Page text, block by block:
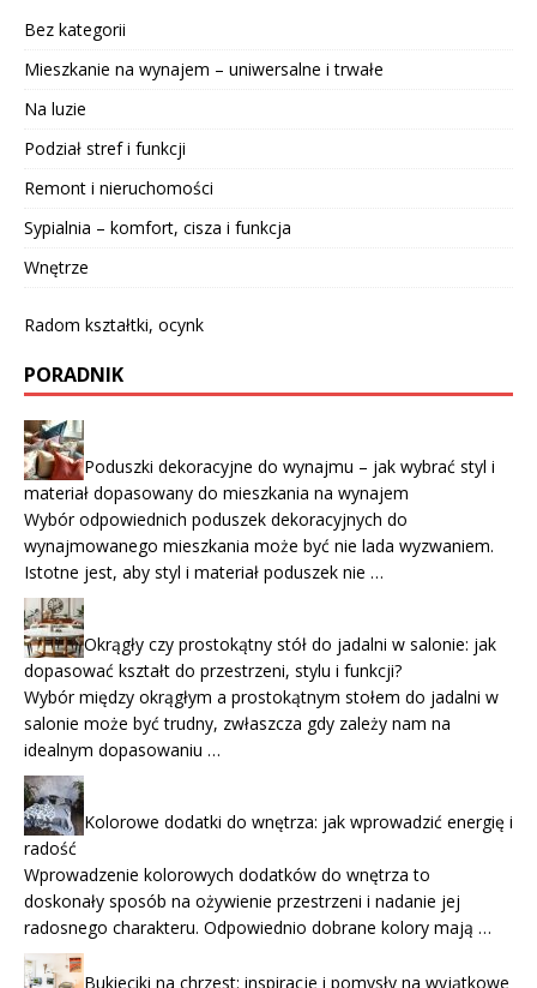
Bez kategorii
Mieszkanie na wynajem – uniwersalne i trwałe
Na luzie
Podział stref i funkcji
Remont i nieruchomości
Sypialnia – komfort, cisza i funkcja
Wnętrze
Radom kształtki, ocynk
PORADNIK
Poduszki dekoracyjne do wynajmu – jak wybrać styl i
materiał dopasowany do mieszkania na wynajem
Wybór odpowiednich poduszek dekoracyjnych do
wynajmowanego mieszkania może być nie lada wyzwaniem.
Istotne jest, aby styl i materiał poduszek nie …
Okrągły czy prostokątny stół do jadalni w salonie: jak
dopasować kształt do przestrzeni, stylu i funkcji?
Wybór między okrągłym a prostokątnym stołem do jadalni w
salonie może być trudny, zwłaszcza gdy zależy nam na
idealnym dopasowaniu …
Kolorowe dodatki do wnętrza: jak wprowadzić energię i
radość
Wprowadzenie kolorowych dodatków do wnętrza to
doskonały sposób na ożywienie przestrzeni i nadanie jej
radosnego charakteru. Odpowiednio dobrane kolory mają …
Bukieciki na chrzest: inspiracje i pomysły na wyjątkowe